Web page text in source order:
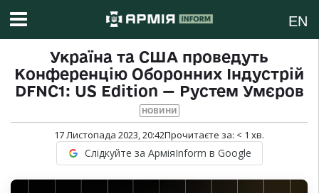
EN
Україна та США проведуть
Конференцію Оборонних Індустрій
DFNC1: US Edition — Рустем Умєров
НОВИНИ
17 Листопада 2023, 20:42Прочитаєте за: < 1 хв.
Слідкуйте за АрміяInform в Google